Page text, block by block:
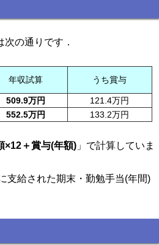
の通りです．
年収試算 うち賞与
509.9万円
121.4万円
552.5万円 133.2万円
×12＋賞与(年額) 」で計算していま
支給された期末・勤勉手当(年間)